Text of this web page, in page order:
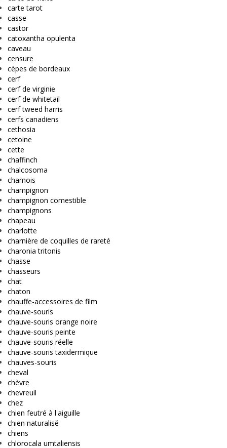
carte tarot
casse
castor
catoxantha opulenta
caveau
censure
cèpes de bordeaux
cerf
cerf de virginie
cerf de whitetail
cerf tweed harris
cerfs canadiens
cethosia
cetoine
cette
chaffinch
chalcosoma
chamois
champignon
champignon comestible
champignons
chapeau
charlotte
charnière de coquilles de rareté
charonia tritonis
chasse
chasseurs
chat
chaton
chauffe-accessoires de film
chauve-souris
chauve-souris orange noire
chauve-souris peinte
chauve-souris réelle
chauve-souris taxidermique
chauves-souris
cheval
chèvre
chevreuil
chez
chien feutré à l'aiguille
chien naturalisé
chiens
chlorocala umtaliensis